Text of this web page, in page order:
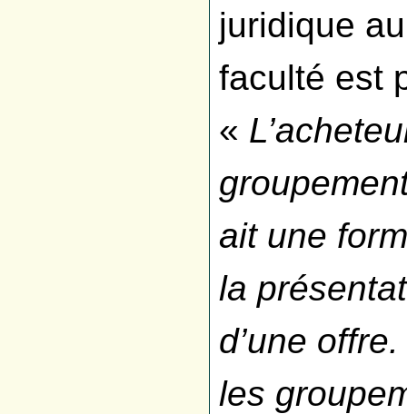
juridique
faculté est
«
ait une
la
d’une
les